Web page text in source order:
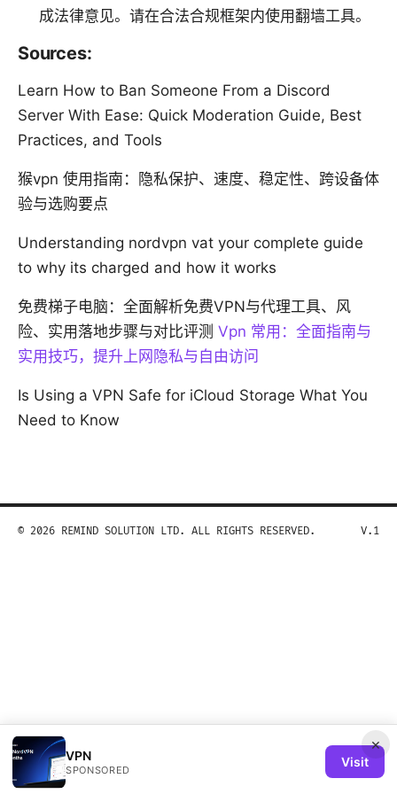
成法律意见。请在合法合规框架内使用翻墙工具。
Sources:
Learn How to Ban Someone From a Discord
Server With Ease: Quick Moderation Guide, Best
Practices, and Tools
猴vpn 使用指南：隐私保护、速度、稳定性、跨设备体
验与选购要点
Understanding nordvpn vat your complete guide
to why its charged and how it works
免费梯子电脑：全面解析免费VPN与代理工具、风
险、实用落地步骤与对比评测 Vpn 常用：全面指南与
实用技巧，提升上网隐私与自由访问
Is Using a VPN Safe for iCloud Storage What You
Need to Know
×
VPN
SPONSORED
Visit
© 2026 REMIND SOLUTION LTD. ALL RIGHTS RESERVED. V.1